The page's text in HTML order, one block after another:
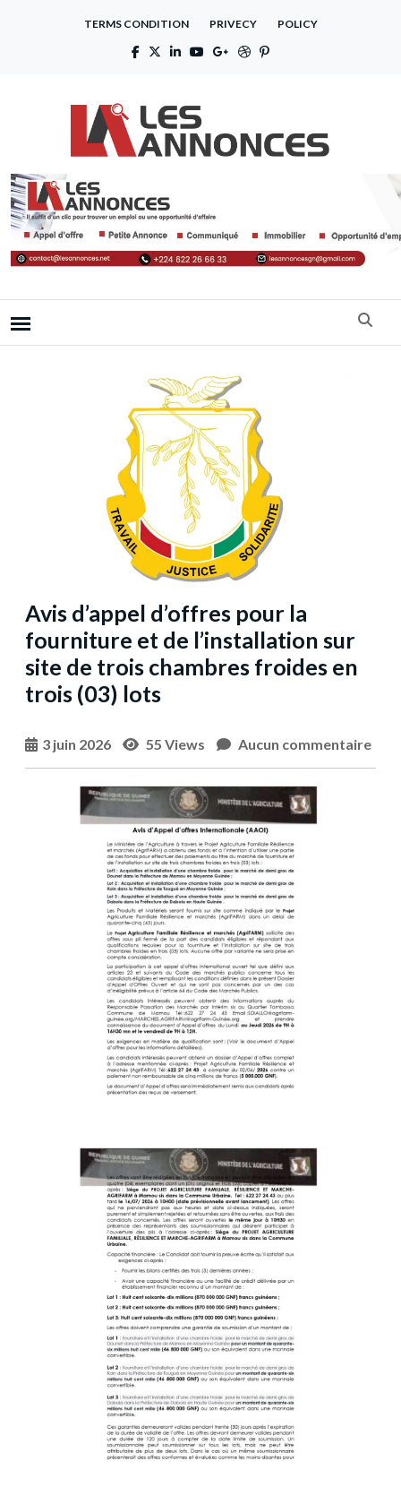
TERMS CONDITION PRIVECY POLICY
Avis d’appel d’offres pour la
fourniture et de l’installation sur
site de trois chambres froides en
trois (03) lots
3 juin 2026 55 Views Aucun commentaire